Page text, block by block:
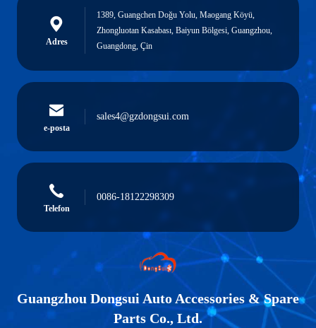
Adres
1389, Guangchen Doğu Yolu, Maogang Köyü,
Zhongluotan Kasabası, Baiyun Bölgesi, Guangzhou,
Guangdong, Çin
e-posta
sales4@gzdongsui.com
Telefon
0086-18122298309
Guangzhou Dongsui Auto Accessories & Spare
Parts Co., Ltd.